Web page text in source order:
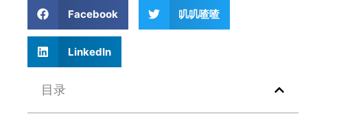
Facebook 叽叽喳喳
LinkedIn
目录